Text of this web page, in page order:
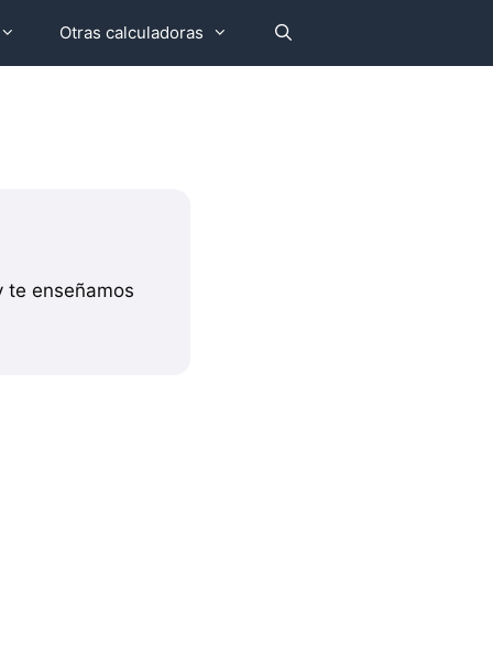
Otras calculadoras
te enseñamos